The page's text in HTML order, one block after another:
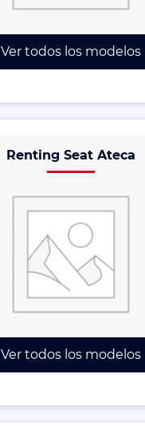
Ver todos los modelos
Renting Seat Ateca
Ver todos los modelos